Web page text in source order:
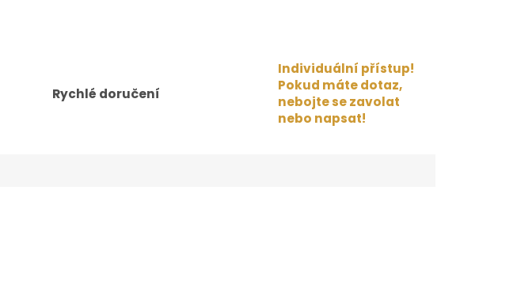
Rychlé doručení
Individuální přístup!
Pokud máte dotaz,
nebojte se zavolat
nebo napsat!